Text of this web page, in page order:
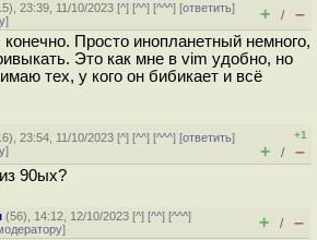
), 23:39, 11/10/2023 [^] [^^] [^^^] [ответить]
] + / –
Просто инопланетный немного,
Это как мне в vim удобно, но
тех, у кого он бибикает и всё
), 23:54, 11/10/2023 [^] [^^] [^^^] [ответить]
]
+1
+ / –
90ых?
(56), 14:12, 12/10/2023 [^] [^^] [^^^]
] + / –